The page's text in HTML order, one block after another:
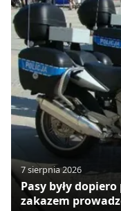
7 sierpnia 2026
Pasy były
zakazem
7 sierpnia 2026